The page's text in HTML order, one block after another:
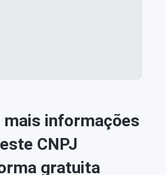
mais informações
CNPJ
gratuita